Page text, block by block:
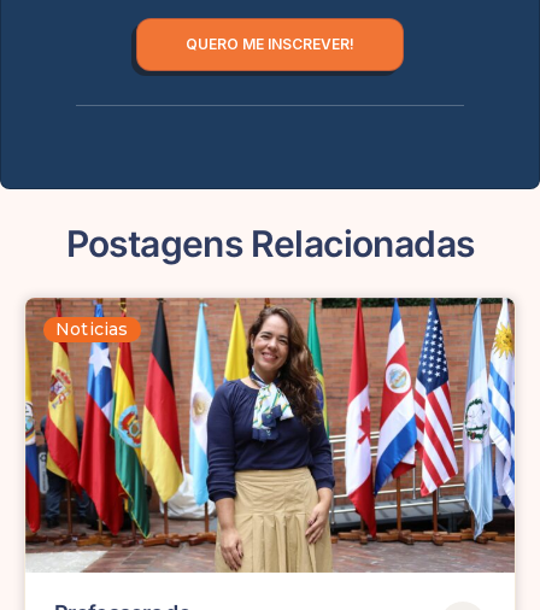
QUERO ME INSCREVER!
Postagens Relacionadas
Noticias